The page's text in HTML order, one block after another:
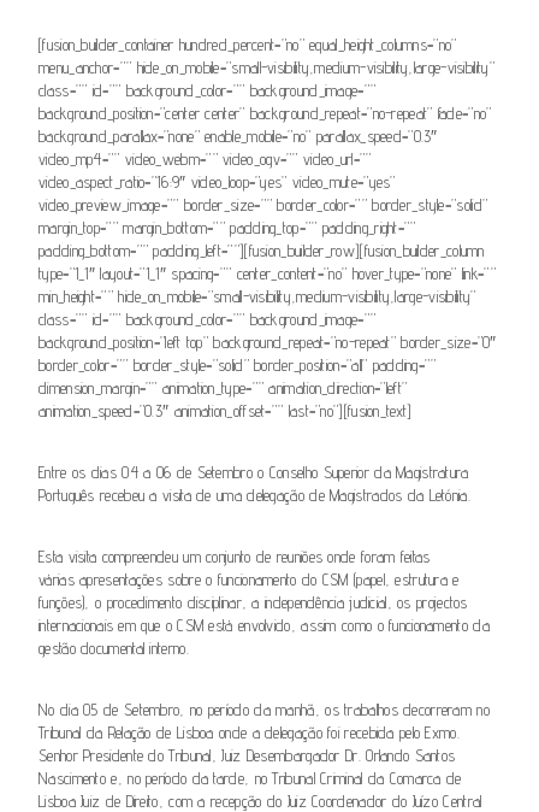
[fusion_builder_container hundred_percent=”no” equal_height_columns=”no”
menu_anchor=”” hide_on_mobile=”small-visibility,medium-visibility,large-visibility”
class=”” id=”” background_color=”” background_image=””
background_position=”center center” background_repeat=”no-repeat” fade=”no”
background_parallax=”none” enable_mobile=”no” parallax_speed=”0.3″
video_mp4=”” video_webm=”” video_ogv=”” video_url=””
video_aspect_ratio=”16:9″ video_loop=”yes” video_mute=”yes”
video_preview_image=”” border_size=”” border_color=”” border_style=”solid”
margin_top=”” margin_bottom=”” padding_top=”” padding_right=””
padding_bottom=”” padding_left=””][fusion_builder_row][fusion_builder_column
type=”1_1″ layout=”1_1″ spacing=”” center_content=”no” hover_type=”none” link=””
min_height=”” hide_on_mobile=”small-visibility,medium-visibility,large-visibility”
class=”” id=”” background_color=”” background_image=””
background_position=”left top” background_repeat=”no-repeat” border_size=”0″
border_color=”” border_style=”solid” border_position=”all” padding=””
dimension_margin=”” animation_type=”” animation_direction=”left”
animation_speed=”0.3″ animation_offset=”” last=”no”][fusion_text]
Entre os dias 04 a 06 de Setembro o Conselho Superior da Magistratura
Português recebeu a visita de uma delegação de Magistrados da Letónia.
Esta visita compreendeu um conjunto de reuniões onde foram feitas
várias apresentações sobre o funcionamento do CSM (papel, estrutura e
funções), o procedimento disciplinar, a independência judicial, os projectos
internacionais em que o CSM está envolvido, assim como o funcionamento da
gestão documental interno.
No dia 05 de Setembro, no período da manhã, os trabalhos decorreram no
Tribunal da Relação de Lisboa onde a delegação foi recebida pelo Exmo.
Senhor Presidente do Tribunal, Juiz Desembargador Dr. Orlando Santos
Nascimento e, no período da tarde, no Tribunal Criminal da Comarca de
Lisboa Juiz de Direito, com a recepção do Juiz Coordenador do Juízo Central